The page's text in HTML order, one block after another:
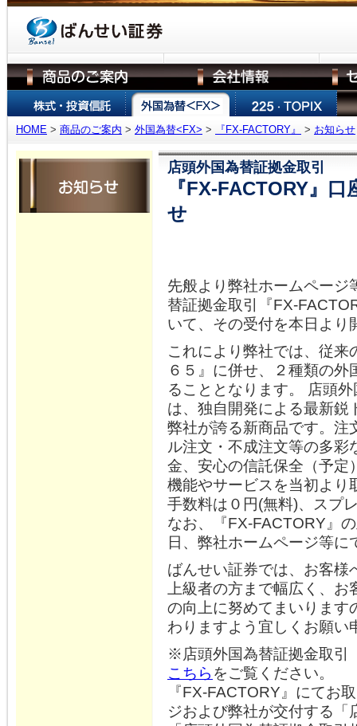
HOME > 商品のご案内 > 外国為替<FX> > 『FX-FACTORY』 > お知らせ
店頭外国為替証拠金取引
『FX-FACTORY』
せ
先般より弊社ホームページ
替証拠金取引『FX-
いて、その受付を本日より
これにより弊社では、従
６５』に併せ、２種類の
ることとなります。 店頭
は、独自開発による最新鋭
弊社が誇る新商品です。注
ル注文・不成注文等の多
金、安心の信託保全（予定
機能やサービスを当初より
手数料は０円(無料)、スプ
なお、『FX-FACTORY』
日、弊社ホームページ等
ばんせい証券では、お客様
上級者の方まで幅広く、
の向上に努めてまいります
わりますよう宜しくお願い
※店頭外国為替証拠金取引
こちら をご覧ください。
『FX-FACTORY』にてお
ジおよび弊社が交付する